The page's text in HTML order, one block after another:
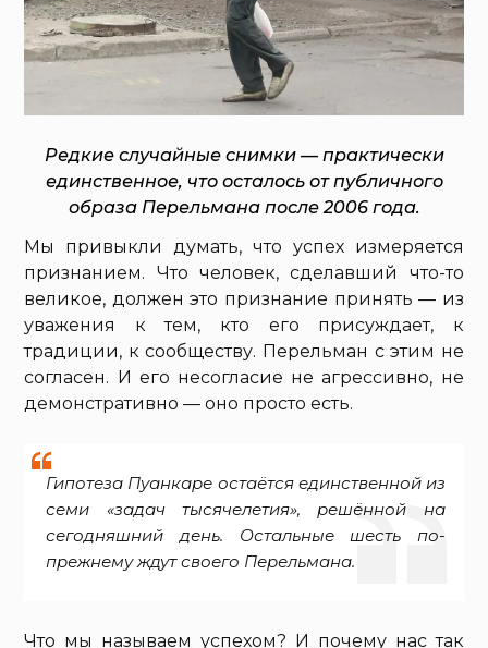
Редкие случайные снимки — практически
единственное, что осталось от публичного
образа Перельмана после 2006 года.
Мы привыкли думать, что успех измеряется
признанием. Что человек, сделавший что-то
великое, должен это признание принять — из
уважения к тем, кто его присуждает, к
традиции, к сообществу. Перельман с этим не
согласен. И его несогласие не агрессивно, не
демонстративно — оно просто есть.
Гипотеза Пуанкаре остаётся единственной из
семи «задач тысячелетия», решённой на
сегодняшний день. Остальные шесть по-
прежнему ждут своего Перельмана.
Что мы называем успехом? И почему нас так